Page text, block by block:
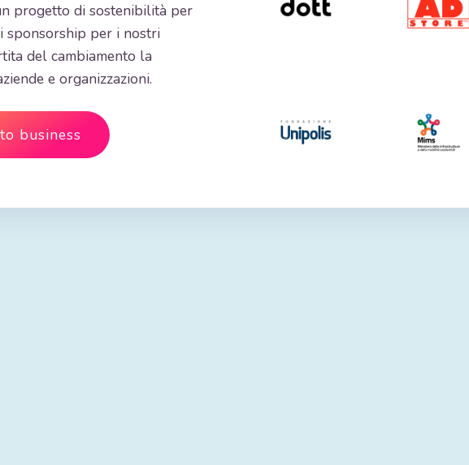
progetto di sostenibilità per
sponsorship per i nostri
del cambiamento la
e organizzazioni.
business